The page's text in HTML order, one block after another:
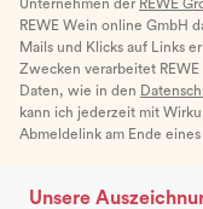
Unternehmen der REWE
REWE Wein online GmbH
Mails und Klicks auf Links
Zwecken verarbeitet
Daten, wie in den
kann ich jederzeit mit
Abmeldelink am Ende
Unsere